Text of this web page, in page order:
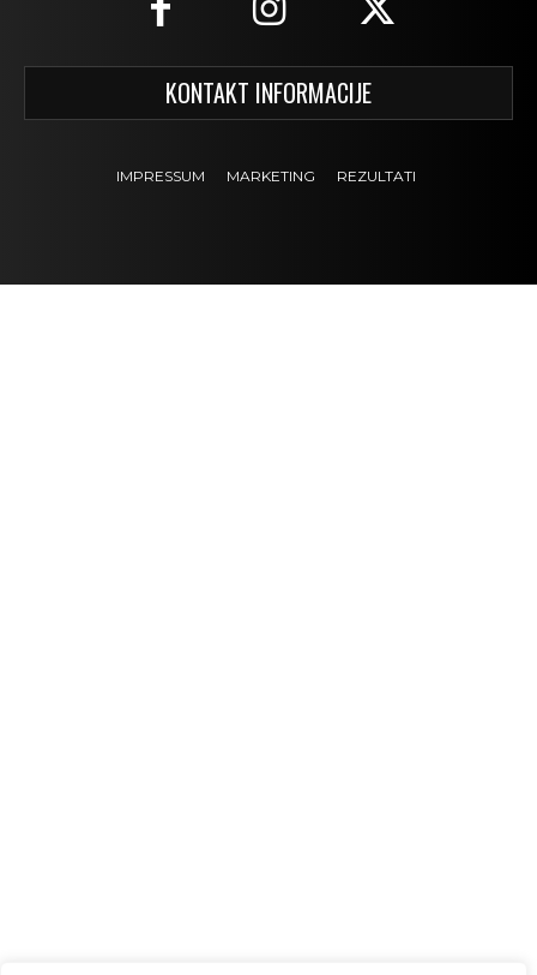
KONTAKT INFORMACIJE
IMPRESSUM MARKETING REZULTATI